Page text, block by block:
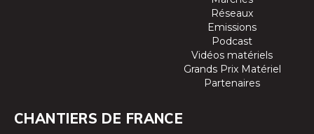
Réseaux
Emissions
Podcast
Vidéos matériels
Grands Prix Matériel
Partenaires
CHANTIERS DE FRANCE